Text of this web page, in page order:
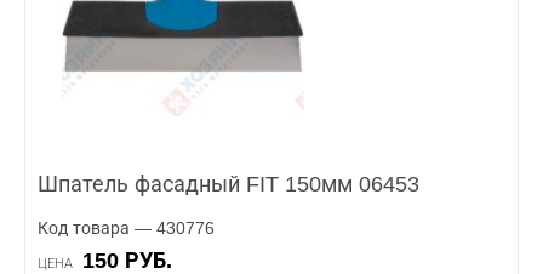
Шпатель фасадный FIT 150мм 06453
Код товара — 430776
ЦЕНА 150 РУБ.